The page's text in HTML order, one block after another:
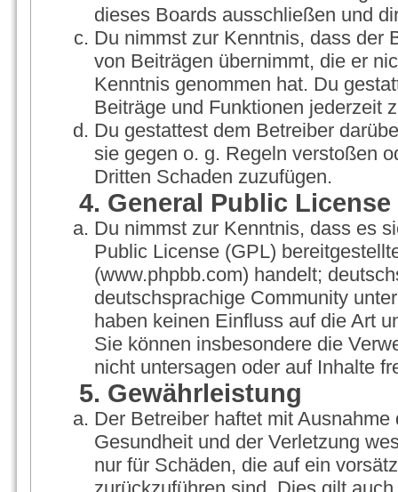
dieses Boards ausschließen und
Du nimmst zur Kenntnis, dass der
von Beiträgen übernimmt, die er
Kenntnis genommen hat. Du
Beiträge und Funktionen jederzeit
Du gestattest dem Betreiber
sie gegen o. g. Regeln verstoßen
Dritten Schaden zuzufügen.
4. General Public License
Du nimmst zur Kenntnis, dass es
Public License (GPL)
(www.phpbb.com) handelt;
deutschsprachige Community
haben keinen Einfluss auf die Art
Sie können insbesondere die
nicht untersagen oder auf Inhalte
5. Gewährleistung
Der Betreiber haftet mit
Gesundheit und der Verletzung
nur für Schäden, die auf ein